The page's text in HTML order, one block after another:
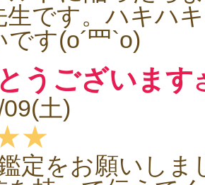
生です。ハキハ
です(o´罒`o)
うございます
土)
定をお願いしま